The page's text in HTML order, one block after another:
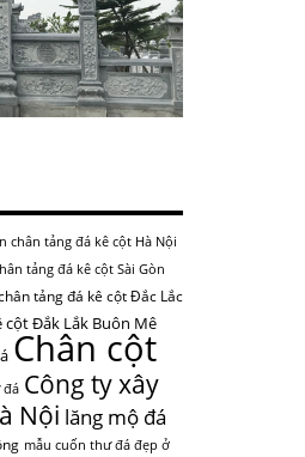
chân tảng đá kê cột Hà Nội
tảng đá kê cột Sài Gòn
tảng đá kê cột Đắc Lắc
cột Đắk Lắk Buôn Mê
Chân cột
đá Công ty xây
Nội lăng mộ đá
mẫu cuốn thư đá đẹp ở